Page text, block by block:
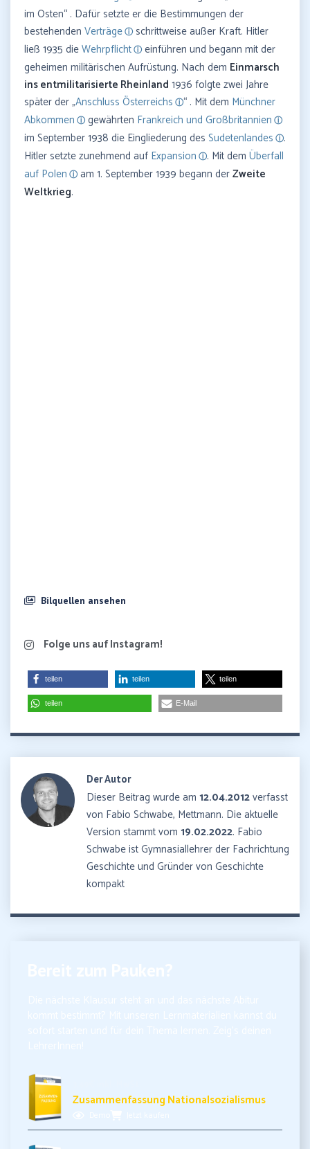
im Osten“ . Dafür setzte er die Bestimmungen der
bestehenden Verträge
schrittweise außer Kraft. Hitler
ließ 1935 dieWehrpflicht
einführen und begann mit der
geheimen militärischen Aufrüstung. Nach dem Einmarsch
ins entmilitarisierte Rheinland 1936 folgte zwei Jahre
später der „Anschluss Österreichs “ . Mit dem Münchner
Abkommen
gewährten Frankreich und Großbritannien
im September 1938 die Eingliederung des Sudetenlandes
.
Hitler setzte zunehmend auf Expansion . Mit dem Überfall
auf Polen
am 1. September 1939 begann derZweite
Weltkrieg.
Bilquellen ansehen
Folge uns auf Instagram!
teilen teilen teilen
teilen E-Mail
Der Autor
Dieser Beitrag wurde am 12.04.2012verfasst
von Fabio Schwabe, Mettmann. Die aktuelle
Version stammt vom 19.02.2022. Fabio
Schwabe ist Gymnasiallehrer der Fachrichtung
Geschichte und Gründer von Geschichte
kompakt
Zusammenfassung Nationalsozialismus